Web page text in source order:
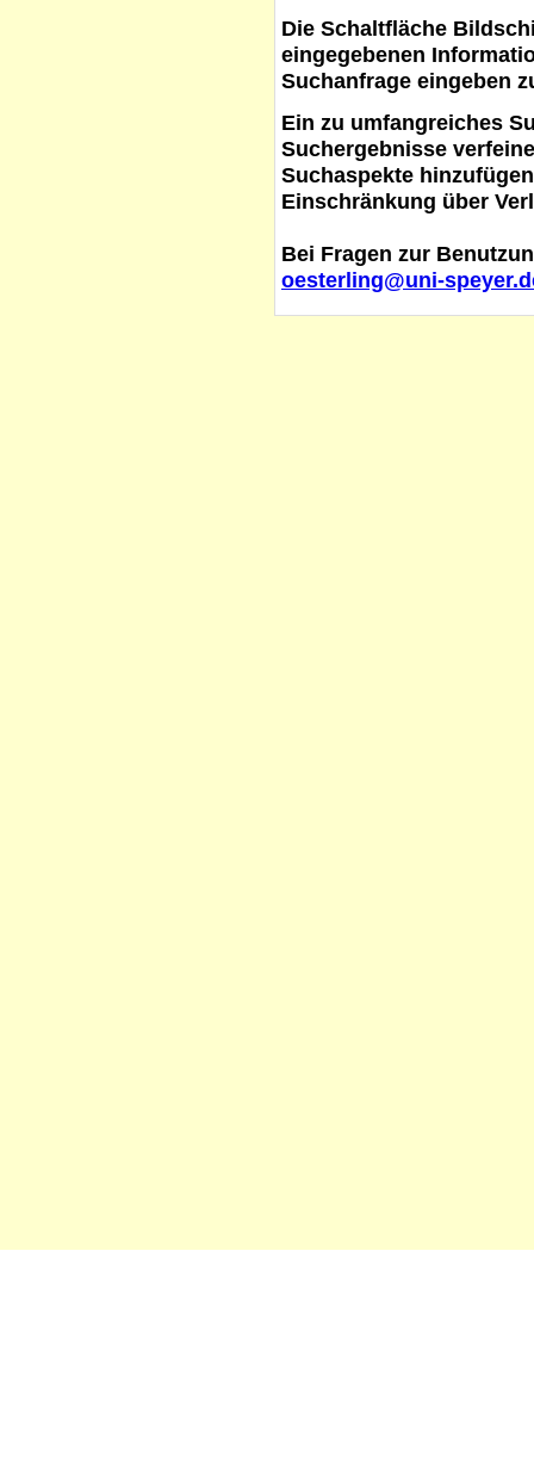
Die Schaltfläche
eingegebenen
Suchanfrage eingeben
Ein zu umfangreiches
Suchergebnisse
Suchaspekte
Einschränkung über
Bei Fragen zur
oesterling@uni-